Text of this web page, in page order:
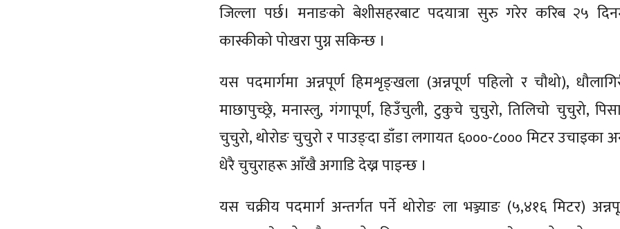
जिल्ला पर्छ। मनाङको बेशीसहरबाट पदयात्रा सुरु गरेर करिब २५
कास्कीको पोखरा पुग्न सकिन्छ ।
यस पदमार्गमा अन्नपूर्ण हिमशृङ्खला (अन्नपूर्ण पहिलो र चौथो),
माछापुच्छ्रे, मनास्लु, गंगापूर्ण, हिउँचुली, टुकुचे चुचुरो, तिलिचो चुचुरो,
चुचुरो, थोरोङ चुचुरो र पाउङ्दा डाँडा लगायत ६०००-८००० मिटर उचाइका
धेरै चुचुराहरू आँखै अगाडि देख्न पाइन्छ ।
यस चक्रीय पदमार्ग अन्तर्गत पर्ने थोरोङ ला भञ्ज्याङ (५,४१६ मिटर)